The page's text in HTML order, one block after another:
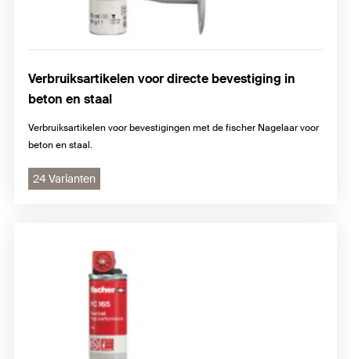
Verbruiksartikelen voor directe bevestiging in
beton en staal
Verbruiksartikelen voor bevestigingen met de fischer Nagelaar voor
beton en staal.
24 Varianten